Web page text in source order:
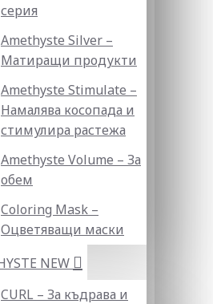
серия
Amethyste Silver –
Матиращи продукти
Amethyste Stimulate –
Намалява косопада и
стимулира растежа
Amethyste Volume – За
обем
Coloring Mask –
Оцветяващи маски
NEW
CURL – За къдрава и